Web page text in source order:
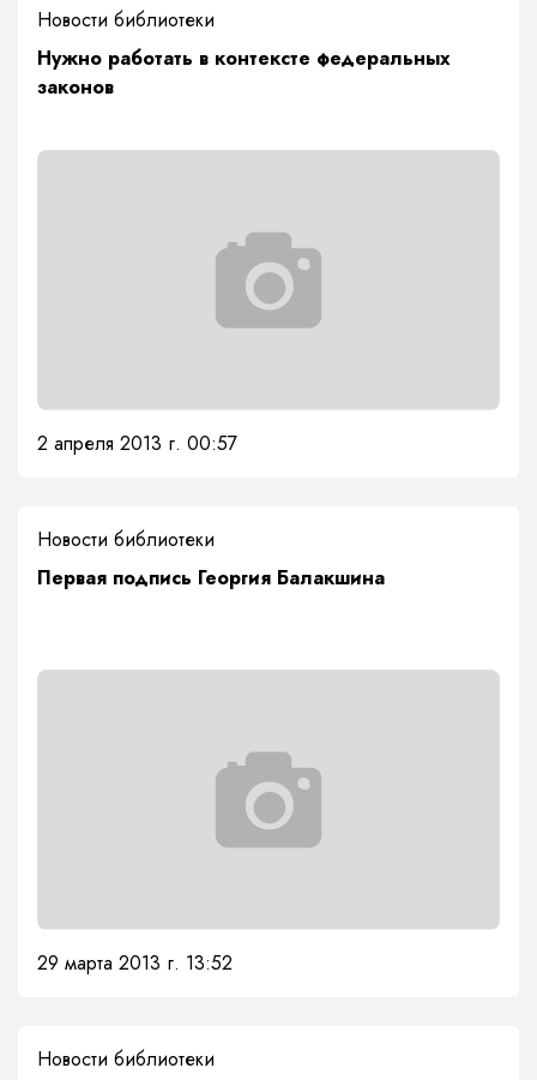
Новости библиотеки
Нужно работать в контексте федеральных
законов
2 апреля 2013 г. 00:57
Новости библиотеки
Первая подпись Георгия Балакшина
29 марта 2013 г. 13:52
Новости библиотеки